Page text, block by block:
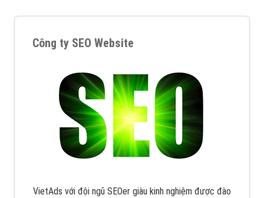
Công ty SEO Website
VietAds với đội ngũ SEOer giàu kinh nghiệm được đào